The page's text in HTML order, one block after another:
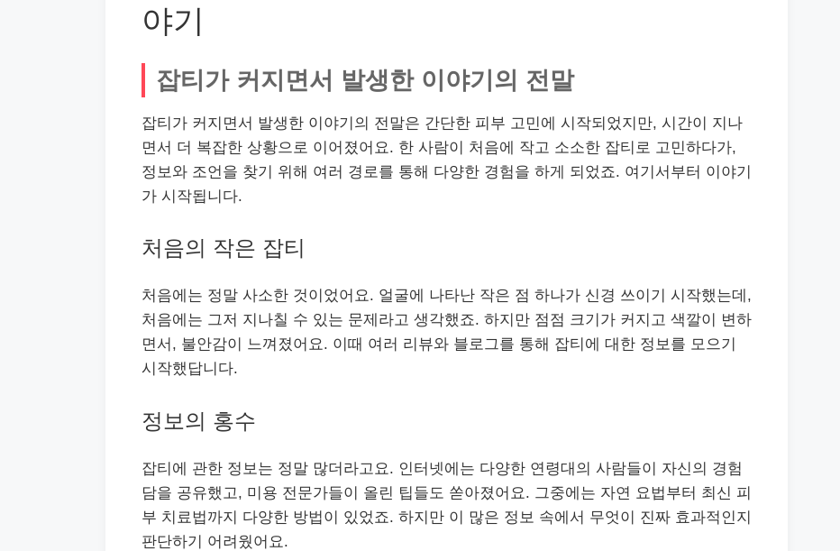
야기
잡티가 커지면서 발생한 이야기의 전말
잡티가 커지면서 발생한 이야기의 전말은 간단한 피부 고민에 시작되었지만, 시간이 지나
면서 더 복잡한 상황으로 이어졌어요. 한 사람이 처음에 작고 소소한 잡티로 고민하다가,
정보와 조언을 찾기 위해 여러 경로를 통해 다양한 경험을 하게 되었죠. 여기서부터 이야기
가 시작됩니다.
처음의 작은 잡티
처음에는 정말 사소한 것이었어요. 얼굴에 나타난 작은 점 하나가 신경 쓰이기 시작했는데,
처음에는 그저 지나칠 수 있는 문제라고 생각했죠. 하지만 점점 크기가 커지고 색깔이 변하
면서, 불안감이 느껴졌어요. 이때 여러 리뷰와 블로그를 통해 잡티에 대한 정보를 모으기
시작했답니다.
정보의 홍수
잡티에 관한 정보는 정말 많더라고요. 인터넷에는 다양한 연령대의 사람들이 자신의 경험
담을 공유했고, 미용 전문가들이 올린 팁들도 쏟아졌어요. 그중에는 자연 요법부터 최신 피
부 치료법까지 다양한 방법이 있었죠. 하지만 이 많은 정보 속에서 무엇이 진짜 효과적인지
판단하기 어려웠어요.